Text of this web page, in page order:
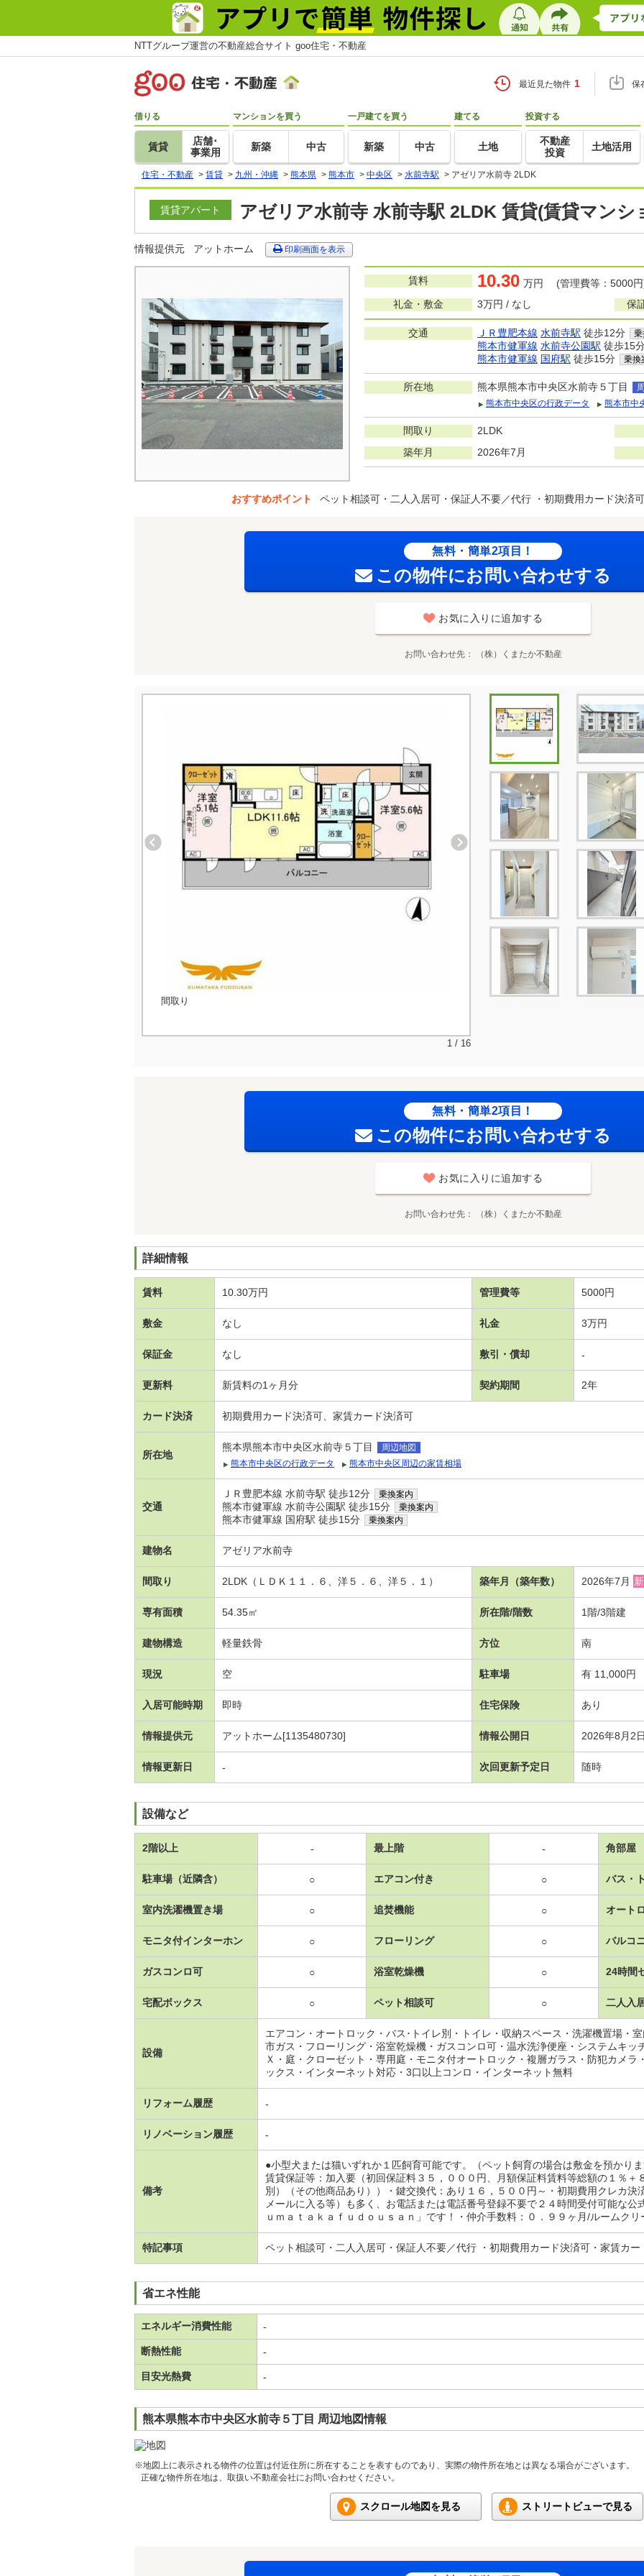
NTTグループ運営の不動産総合サイト goo住宅・不動産
最近見た物件 1 保
借りる
賃貸
店舗･
事業用
マンションを買う
新築 中古
一戸建てを買う
新築 中古
建てる
土地
投資する
不動産
投資
土地活用
住宅・不動産 > 賃貸 > 九州・沖縄 > 熊本県 > 熊本市 > 中央区 > 水前寺駅 > アゼリア水前寺 2LDK
賃貸アパート アゼリア水前寺 水前寺駅 2LDK 賃貸(賃貸マンシ
情報提供元 アットホーム 印刷画面を表示
賃料 10.30 万円 (管理費等：5000
礼金・敷金
3万円 / なし 保
交通 ＪＲ豊肥本線 水前寺駅 徒歩12分
熊本市健軍線 水前寺公園駅 徒歩15
熊本市健軍線 国府駅 徒歩15分 乗換
所在地 熊本県熊本市中央区水前寺５丁目
熊本市中央区の行政データ
熊本市中
間取り
2LDK
築年月
2026年7月
おすすめポイント ペット相談可・二人入居可・保証人不要／代行 ・初期費用カード決済
無料・簡単2項目！
この物件にお問い合わせする
お気に入りに追加する
お問い合わせ先 （株）くまたか不動産
間取り
1 / 16
無料・簡単2項目！
この物件にお問い合わせする
お気に入りに追加する
お問い合わせ先 （株）くまたか不動産
詳細情報
賃料 10.30万円 管理費等 5000円
敷金 なし 礼金 3万円
保証金 なし 敷引・償却 -
更新料 新賃料の1ヶ月分 契約期間 2年
カード決済 初期費用カード決済可、家賃カード決済可
所在地
熊本県熊本市中央区水前寺５丁目
周辺地図
熊本市中央区の行政データ
熊本市中央区周辺の家賃相場
交通
ＪＲ豊肥本線 水前寺駅 徒歩12分 乗換案内
熊本市健軍線 水前寺公園駅 徒歩15分 乗換案内
熊本市健軍線 国府駅 徒歩15分 乗換案内
建物名 アゼリア水前寺
間取り 2LDK（ＬＤＫ１１．６、洋５．６、洋５．１） 築年月（築年数） 2026年7月
専有面積 54.35㎡ 所在階/階数 1階/3階建
建物構造 軽量鉄骨 方位 南
現況 空 駐車場 有 11,000円
入居可能時期 即時 住宅保険 あり
情報提供元 アットホーム[1135480730] 情報公開日 2026年8月2
情報更新日 - 次回更新予定日 随時
設備など
2階以上 - 最上階 - 角部屋
駐車場（近隣含） ○ エアコン付き ○ バス・
室内洗濯機置き場 ○ 追焚機能 ○ オート
モニタ付インターホン ○ フローリング ○ バルコ
ガスコンロ可 ○ 浴室乾燥機 ○ 24時間
宅配ボックス ○ ペット相談可 ○ 二人入
設備
エアコン・オートロック・バス･トイレ別・トイレ・収納スペース・洗濯機置場・
市ガス・フローリング・浴室乾燥機・ガスコンロ可・温水洗浄便座・システムキッ
Ｘ・庭・クローゼット・専用庭・モニタ付オートロック・複層ガラス・防犯カメ
ックス・インターネット対応・3口以上コンロ・インターネット無料
リフォーム履歴 -
リノベーション履歴 -
備考
●小型犬または猫いずれか１匹飼育可能です。（ペット飼育の場合は敷金を預か
賃貸保証等：加入要（初回保証料３５，０００円、月額保証料賃料等総額の１％
別）（その他商品あり））・鍵交換代：あり１６，５００円～・初期費用クレカ
メールに入る等）も多く、お電話または電話番号登録不要で２４時間受付可能な
ｕｍａｔａｋａｆｕｄｏｕｓａｎ」です！・仲介手数料：０．９９ヶ月/ルームク
特記事項 ペット相談可・二人入居可・保証人不要／代行 ・初期費用カード決済可・家賃カー
省エネ性能
エネルギー消費性能 -
断熱性能 -
目安光熱費 -
熊本県熊本市中央区水前寺５丁目 周辺地図情報
※地図上に表示される物件の位置は付近住所に所在することを表すものであり、実際の物件所在地とは異なる場合がございます。
正確な物件所在地は、取扱い不動産会社にお問い合わせください。
スクロール地図を見る ストリートビューで見る